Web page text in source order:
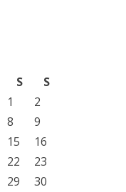
S
S
1
2
8
9
15
16
22
23
29
30